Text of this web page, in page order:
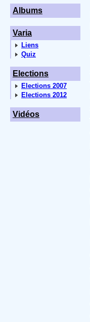
Albums
Varia
Liens
Quiz
Elections
Elections 2007
Elections 2012
Vidéos